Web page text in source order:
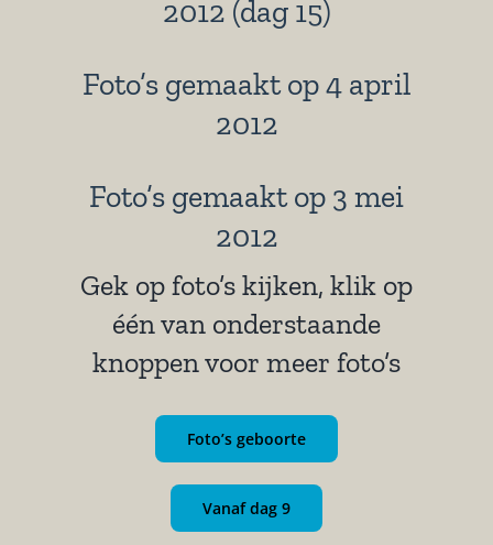
2012 (dag 15)
Foto’s gemaakt op 4 april
2012
Foto’s gemaakt op 3 mei
2012
Gek op foto’s kijken, klik op
één van onderstaande
knoppen voor meer foto’s
Foto’s geboorte
Vanaf dag 9